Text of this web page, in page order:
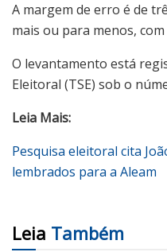
A margem de erro é de
mais ou para menos,
O levantamento está
Eleitoral (TSE) sob o
Leia Mais:
Pesquisa eleitoral cita
lembrados para a Aleam
Leia Também